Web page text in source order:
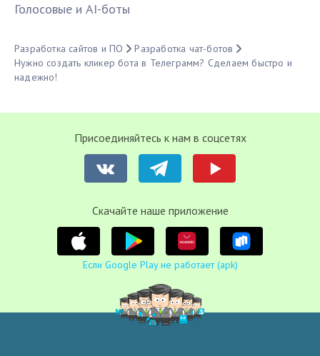
Голосовые и AI-боты
Разработка сайтов и ПО
Разработка чат-ботов
Нужно создать кликер бота в Телеграмм? Сделаем быстро и
надежно!
Присоединяйтесь к нам в соцсетях
Cкачайте наше приложение
Если Google Play не работает (apk)